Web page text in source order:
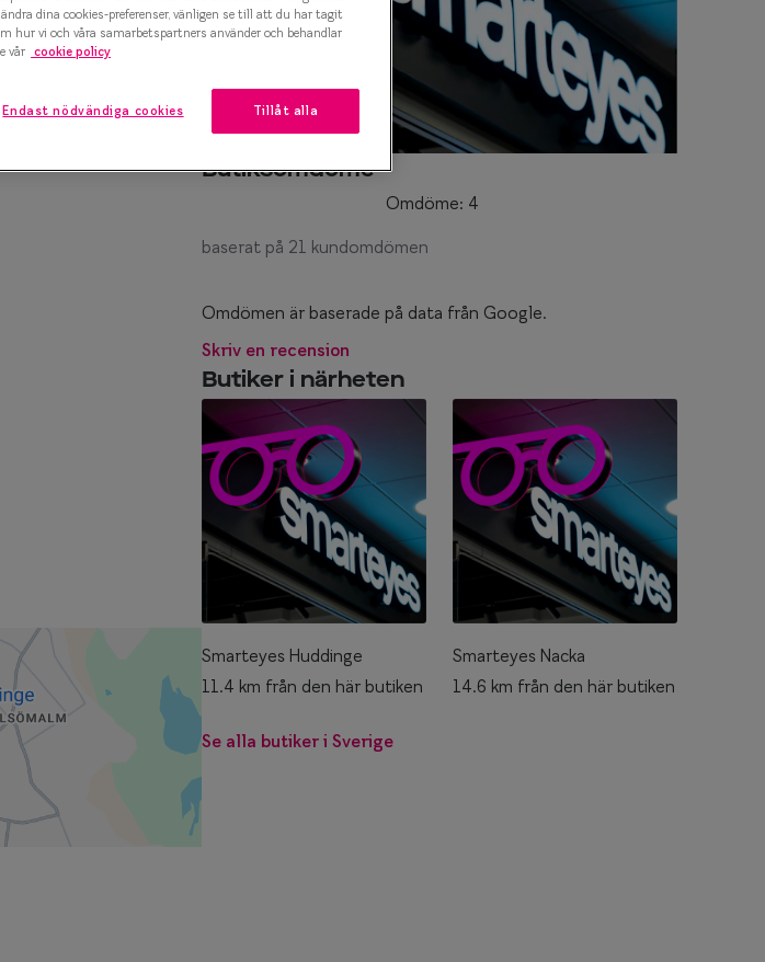
10:00 - 18:00
Butiksomdöme
Omdöme: 4
baserat på 21 kundomdömen
Omdömen är baserade på data från Google.
Skriv en recension
Butiker i närheten
Smarteyes Huddinge
11.4 km från den här butiken
Smarteyes Nacka
14.6 km från den här butiken
Se alla butiker i Sverige
dina cookies-preferenser, vänligen se till att du har tagit
hur vi och våra samarbetspartners använder och behandlar
vår cookie policy
Endast nödvändiga cookies Tillåt alla